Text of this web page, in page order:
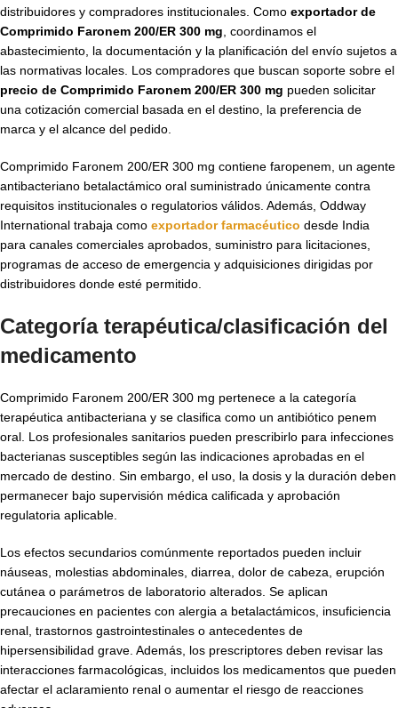
distribuidores y compradores institucionales. Como exportador de
Comprimido Faronem 200/ER 300 mg , coordinamos el
abastecimiento, la documentación y la planificación del envío sujetos a
las normativas locales. Los compradores que buscan soporte sobre el
precio de Comprimido Faronem 200/ER 300 mg pueden solicitar
una cotización comercial basada en el destino, la preferencia de
marca y el alcance del pedido.
Comprimido Faronem 200/ER 300 mg contiene faropenem, un agente
antibacteriano betalactámico oral suministrado únicamente contra
requisitos institucionales o regulatorios válidos. Además, Oddway
International trabaja como exportador farmacéutico desde India
para canales comerciales aprobados, suministro para licitaciones,
programas de acceso de emergencia y adquisiciones dirigidas por
distribuidores donde esté permitido.
Categoría terapéutica/clasificación del
medicamento
Comprimido Faronem 200/ER 300 mg pertenece a la categoría
terapéutica antibacteriana y se clasifica como un antibiótico penem
oral. Los profesionales sanitarios pueden prescribirlo para infecciones
bacterianas susceptibles según las indicaciones aprobadas en el
mercado de destino. Sin embargo, el uso, la dosis y la duración deben
permanecer bajo supervisión médica calificada y aprobación
regulatoria aplicable.
Los efectos secundarios comúnmente reportados pueden incluir
náuseas, molestias abdominales, diarrea, dolor de cabeza, erupción
cutánea o parámetros de laboratorio alterados. Se aplican
precauciones en pacientes con alergia a betalactámicos, insuficiencia
renal, trastornos gastrointestinales o antecedentes de
hipersensibilidad grave. Además, los prescriptores deben revisar las
interacciones farmacológicas, incluidos los medicamentos que pueden
afectar el aclaramiento renal o aumentar el riesgo de reacciones